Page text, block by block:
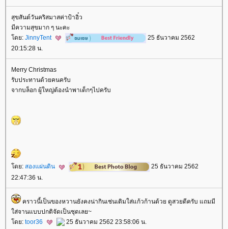
สุขสันต์วันคริสมาสค่าป้าอิ๋ว
มีความสุขมาก ๆ นะคะ
ดย: JinnyTent
25 ธันวาคม 2562
20:15:28 น.
Merry Christmas
รับประทานด้วยคนครับ
จากบล็อก ผู้ใหญ่ต้องนำพาเด็กๆไปครับ
ดย: สองแผ่นดิน
25 ธันวาคม 2562
22:47:36 น.
คราวนี้เป็นของหวานยังคงน่ากินเช่นเดิมใส่แก้วก้านด้วย ดูสวยดีครับ แถมมี
ส่จานแบบปกติจัดเป็นชุดเลย~
ดย: toor36 25 ธันวาคม 2562 23:58:06 น.